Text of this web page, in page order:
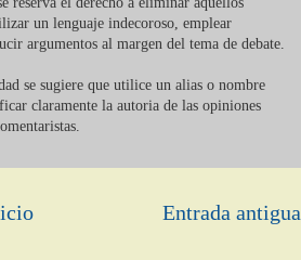
un lenguaje indecoroso, emplear
argumentos al margen del tema de debate.
se sugiere que utilice un alias o nombre
claramente la autoria de las opiniones
Entrada antigua